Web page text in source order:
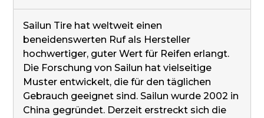
Sailun Tire hat weltweit einen
beneidenswerten Ruf als Hersteller
hochwertiger, guter Wert für Reifen erlangt.
Die Forschung von Sailun hat vielseitige
Muster entwickelt, die für den täglichen
Gebrauch geeignet sind. Sailun wurde 2002 in
China gegründet. Derzeit erstreckt sich die